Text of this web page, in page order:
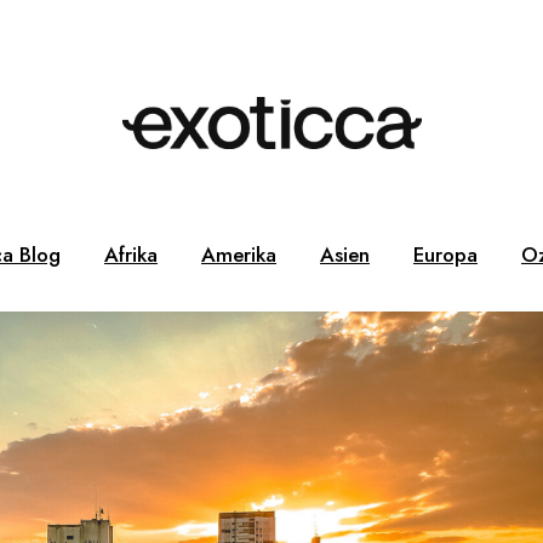
Blog Afrika Amerika Asien Europa